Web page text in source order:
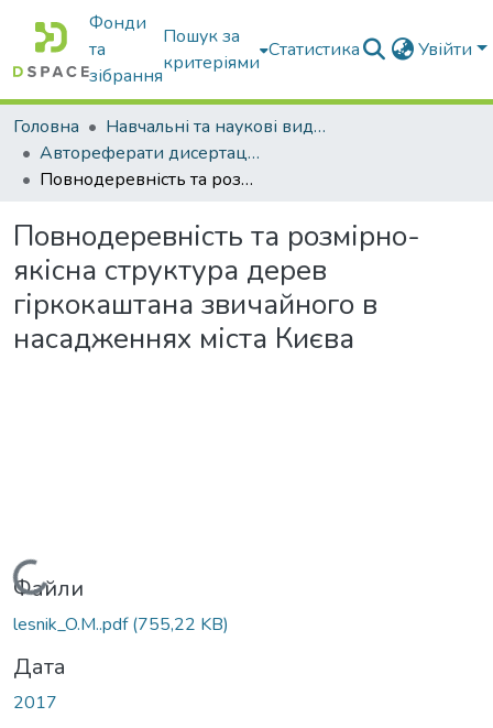
Фонди
та
зібрання
Пошук за
критеріями
Статистика Увійти
Головна
Навчальні та наукові видання
Автореферати дисертацій та дисертації
Повнодеревність та розмірно-якісна структура дерев гіркокаштана звичайного в насадженнях міста Києва
Повнодеревність та розмірно-
якісна структура дерев
гіркокаштана звичайного в
насадженнях міста Києва
Вантажиться...
Файли
lesnik_O.M..pdf(755,22 KB)
Дата
2017